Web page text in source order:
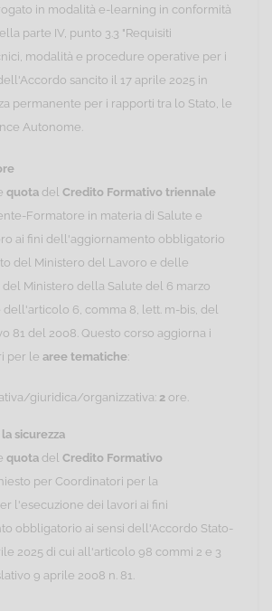
in modalità e-learning in conformità
parte IV, punto 3.3 "Requisiti
modalità e procedure operative per i
sancito il 17 aprile 2025 in
permanente per i rapporti tra lo Stato, le
Autonome.
quota del Credito Formativo triennale
Formatore in materia di Salute e
ai fini dell'aggiornamento obbligatorio
del Ministero del Lavoro e delle
Ministero della Salute del 6 marzo
dell'articolo 6, comma 8, lett. m-bis, del
81 del 2008. Questo corso aggiorna i
per le aree tematiche:
giuridica/organizzativa: 2 ore.
sicurezza
quota del Credito Formativo
per Coordinatori per la
l'esecuzione dei lavori ai fini
obbligatorio ai sensi dell'Accordo Stato-
2025 di cui all'articolo 98 commi 2 e 3
9 aprile 2008 n. 81.